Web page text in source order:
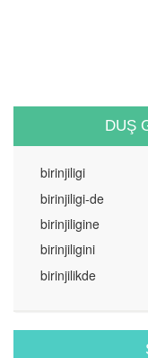
DUŞ
birinjiligi
birinjiligi-de
birinjiligine
birinjiligini
birinjilikde